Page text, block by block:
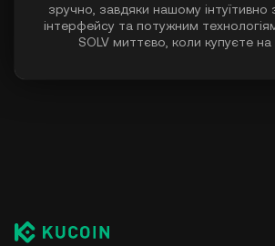
зручно, завдяки нашому інтуїтивно
інтерфейсу та потужним
SOLV миттєво, коли купуєте на